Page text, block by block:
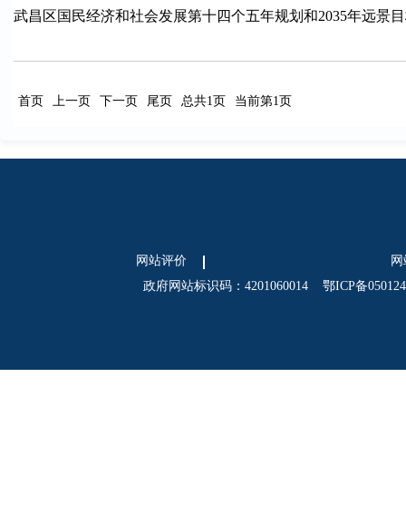
武昌区国民经济和社会发展第十四个五年规划和2035年远景
首页 上一页 下一页 尾页 总共1页 当前第1页
网站评价
政府网站标识码：4201060014 鄂ICP备